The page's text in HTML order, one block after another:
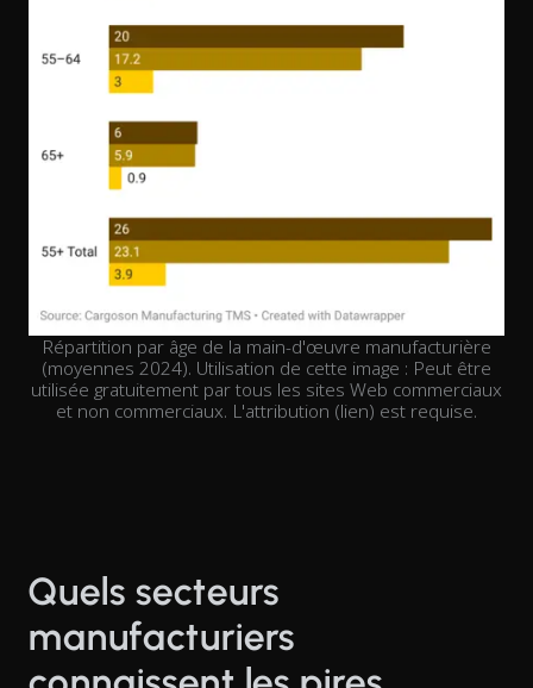
Répartition par âge de la main-d'œuvre manufacturière
(moyennes 2024). Utilisation de cette image : Peut être
utilisée gratuitement par tous les sites Web commerciaux
et non commerciaux. L'attribution (lien) est requise.
Quels secteurs
manufacturiers